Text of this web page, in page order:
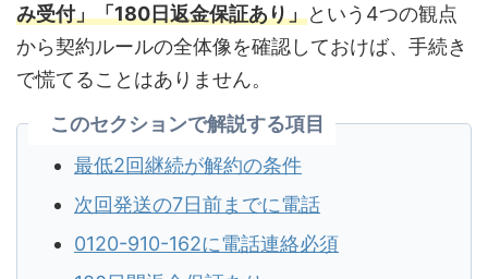
み受付」「180日返金保証あり」という4つの観点
から契約ルールの全体像を確認しておけば、手続き
で慌てることはありません。
このセクションで解説する項目
最低2回継続が解約の条件
次回発送の7日前までに電話
0120-910-162に電話連絡必須